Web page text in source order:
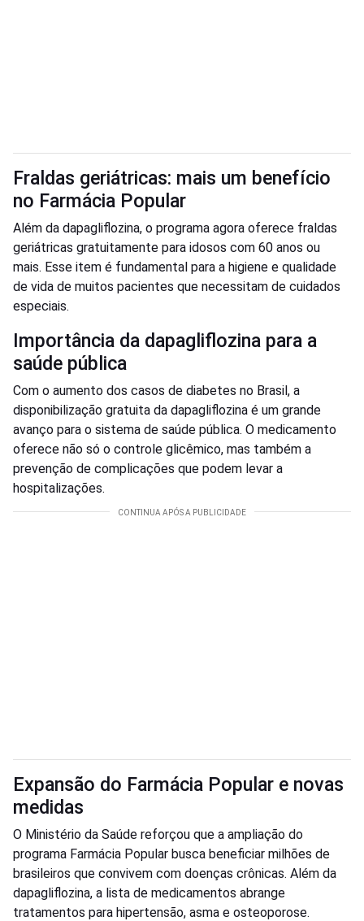
Fraldas geriátricas: mais um benefício
no Farmácia Popular
Além da dapagliflozina, o programa agora oferece fraldas
geriátricas gratuitamente para idosos com 60 anos ou
mais. Esse item é fundamental para a higiene e qualidade
de vida de muitos pacientes que necessitam de cuidados
especiais.
Importância da dapagliflozina para a
saúde pública
Com o aumento dos casos de diabetes no Brasil, a
disponibilização gratuita da dapagliflozina é um grande
avanço para o sistema de saúde pública. O medicamento
oferece não só o controle glicêmico, mas também a
prevenção de complicações que podem levar a
hospitalizações.
Expansão do Farmácia Popular e novas
medidas
O Ministério da Saúde reforçou que a ampliação do
programa Farmácia Popular busca beneficiar milhões de
brasileiros que convivem com doenças crônicas. Além da
dapagliflozina, a lista de medicamentos abrange
tratamentos para hipertensão, asma e osteoporose.